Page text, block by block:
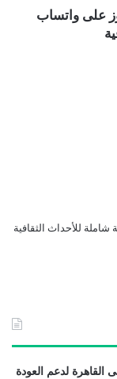
على واتساب
شاملة للأحداث الثقافية
القاهرة لدعم العودة